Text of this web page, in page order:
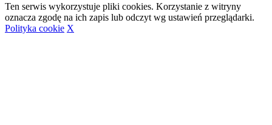
Ten serwis wykorzystuje pliki cookies. Korzystanie z witryny
oznacza zgodę na ich zapis lub odczyt wg ustawień przeglądarki.
Polityka cookie X